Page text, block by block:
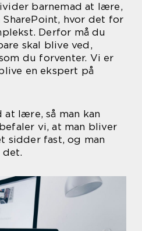
barnemad at lære,
hvor det for
Derfor må du
skal blive ved,
du forventer. Vi er
en ekspert på
lære, så man kan
vi, at man bliver
sidder fast, og man
det.